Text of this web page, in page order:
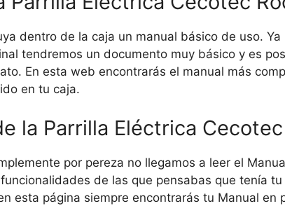
dentro de la caja un manual básico de uso.
tendremos un documento muy básico y es
En esta web encontrarás el manual más
en tu caja.
la Parrilla Eléctrica Cecotec
por pereza no llegamos a leer el
de las que pensabas que tenía
esta página siempre encontrarás tu Manual en